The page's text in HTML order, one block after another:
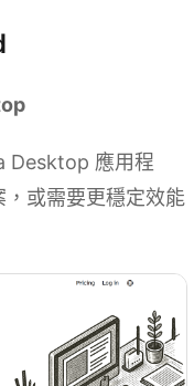
Desktop 應用程
或需要更穩定效能